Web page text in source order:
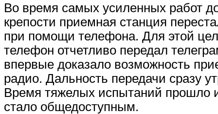
Во время самых усиленных работ
крепости приемная станция
при помощи телефона. Для этой
телефон отчетливо передал
впервые доказало возможность
радио. Дальность передачи сразу
Время тяжелых испытаний прошло
стало общедоступным.